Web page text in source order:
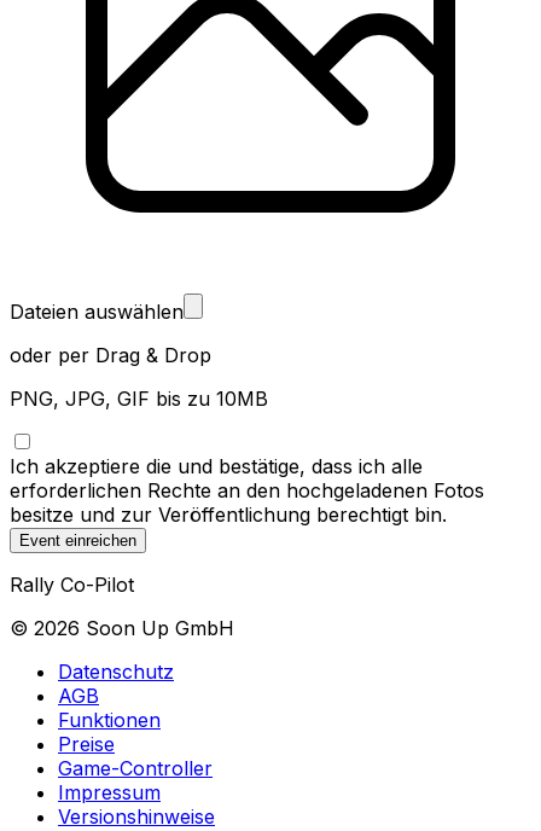
Dateien auswählen
oder per Drag & Drop
PNG, JPG, GIF bis zu 10MB
Ich akzeptiere die und bestätige, dass ich alle
erforderlichen Rechte an den hochgeladenen Fotos
besitze und zur Veröffentlichung berechtigt bin.
Event einreichen
Rally Co-Pilot
© 2026 Soon Up GmbH
Datenschutz
AGB
Funktionen
Preise
Game-Controller
Impressum
Versionshinweise